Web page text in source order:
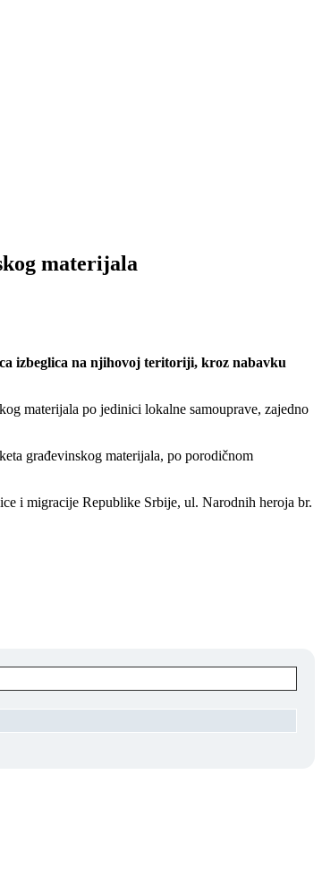
materijala
izbeglica na njihovoj teritoriji, kroz nabavku
materijala po jedinici lokalne samouprave, zajedno
građevinskog materijala, po porodičnom
i migracije Republike Srbije, ul. Narodnih heroja br.